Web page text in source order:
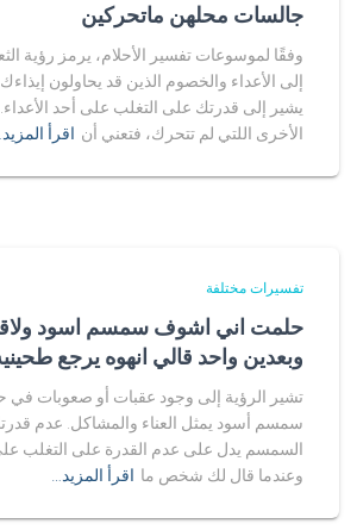
جالسات محلهن ماتحركين
وفقًا لموسوعات تفسير الأحلام، يرمز رؤية
إلى الأعداء والخصوم الذين قد يحاولون
يشير إلى قدرتك على التغلب على أحد الأعداء.
الأخرى اللتي لم تتحرك، فتعني أن اقرأ المزيد…
تفسيرات مختلفة
حلمت اني اشوف سمسم اسود
وبعدين واحد قالي انهوه يرجع
تشير الرؤية إلى وجود عقبات أو صعوبات في
سمسم أسود يمثل العناء والمشاكل. عدم
السمسم يدل على عدم القدرة على التغلب
وعندما قال لك شخص ما اقرأ المزيد…